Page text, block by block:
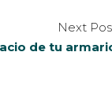
Next
de tu